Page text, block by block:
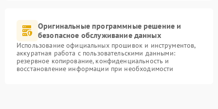
Оригинальные программные решение и
безопасное обслуживание данных
Использование официальных прошивок и инструментов,
аккуратная работа с пользовательскими данными:
резервное копирование, конфиденциальность и
восстановление информации при необходимости